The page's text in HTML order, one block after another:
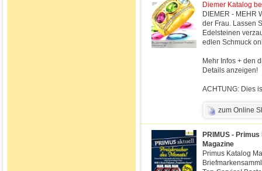
Diemer Katalog
DIEMER - MEHR
der Frau. Lassen
Edelsteinen
edlen Schmuck
Mehr Infos + den
Details anzeigen!
ACHTUNG: Dies
zum Online
PRIMUS -
Magazine
Primus Katalog